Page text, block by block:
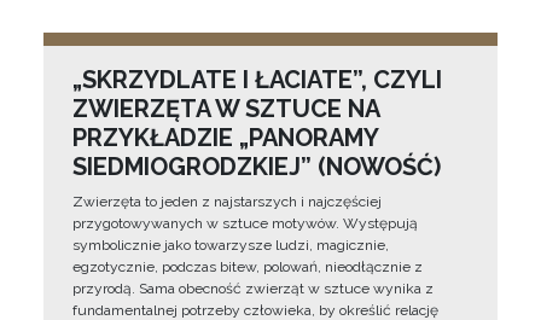
„SKRZYDLATE I ŁACIATE”, CZYLI
ZWIERZĘTA W SZTUCE NA
PRZYKŁADZIE „PANORAMY
SIEDMIOGRODZKIEJ” (NOWOŚĆ)
Zwierzęta to jeden z najstarszych i najczęściej
przygotowywanych w sztuce motywów. Występują
symbolicznie jako towarzysze ludzi, magicznie,
egzotycznie, podczas bitew, polowań, nieodłącznie z
przyrodą. Sama obecność zwierząt w sztuce wynika z
fundamentalnej potrzeby człowieka, by określić relację